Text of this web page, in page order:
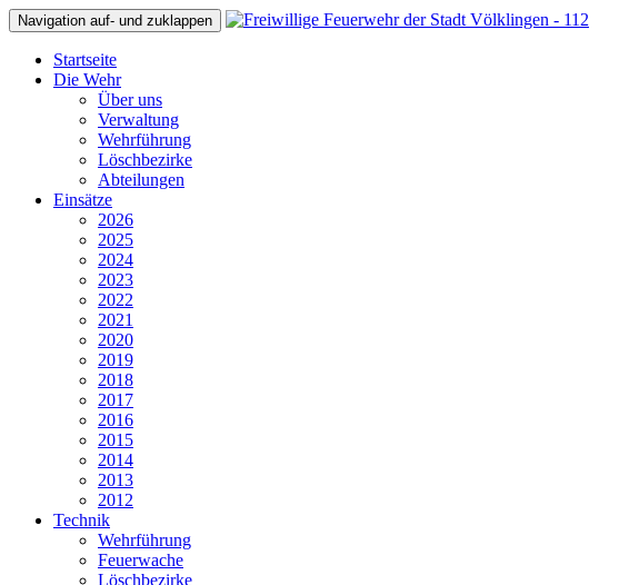
Navigation auf- und zuklappen
Startseite
Die Wehr
Über uns
Verwaltung
Wehrführung
Löschbezirke
Abteilungen
Einsätze
2026
2025
2024
2023
2022
2021
2020
2019
2018
2017
2016
2015
2014
2013
2012
Technik
Wehrführung
Feuerwache
Löschbezirke